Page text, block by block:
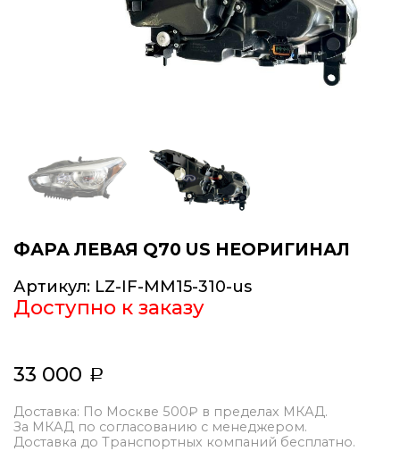
ФАРА ЛЕВАЯ Q70 US НЕОРИГИНАЛ
Артикул: LZ-IF-ММ15-310-us
Доступно к заказу
33 000
Доставка: По Москве 500₽ в пределах МКАД.
За МКАД по согласованию с менеджером.
Доставка до Транспортных компаний бесплатно.